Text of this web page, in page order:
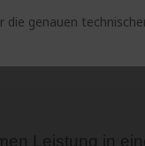
genauen